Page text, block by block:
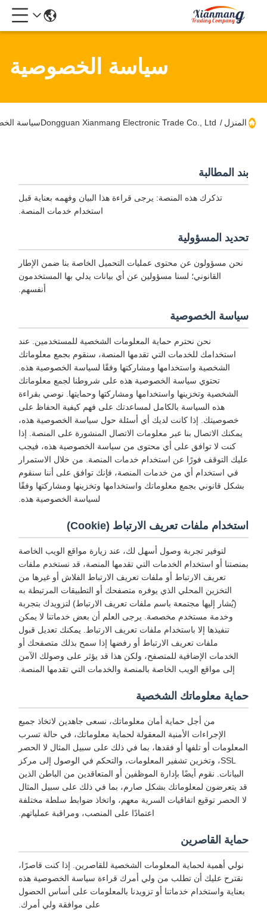
سياسة الخصوصية
المنزل / Dongguan Xianmang Electronic Trade Co., Ltdسياسة الخصوصية
بند المطالبة
تذكرك هذه المنصة: يرجى قراءة هذا البيان وفهمه بعناية قبل
استخدام خدمات المنصة.
تحديد المسؤولية
نحن مسؤولون عن محتوى عمليات التحميل الخاصة بنا ضمن الإطار
القانوني؛ لسنا مسؤولين عن أي بيانات يدلي بها المستخدمون
أنفسهم.
سياسة الخصوصية
نحن نحترم حماية المعلومات الشخصية للمستخدمين. عند
استخدامك للخدمات التي تقدمها المنصة، سنقوم بجمع معلوماتك
الشخصية واستخدامها ومشاركتها وفقًا لسياسة الخصوصية هذه.
تحتوي سياسة الخصوصية هذه على شروطنا لجمع معلوماتك
الشخصية وتخزينها واستخدامها ومشاركتها وحمايتها. نوصي بقراءة
هذه السياسة بالكامل لمساعدتك على فهم كيفية الحفاظ على
خصوصيتك. إذا كانت لديك أي أسئلة حول سياسة الخصوصية هذه،
يمكنك الاتصال بنا عبر معلومات الاتصال المنشورة على المنصة. إذا
كنت لا توافق على أي محتوى من سياسة الخصوصية هذه، فيجب
عليك التوقف فورًا عن استخدام خدمات المنصة. من خلال الاستمرار
في استخدام أي من خدمات المنصة، فإنك توافق على أننا سنقوم
بشكل قانوني بجمع معلوماتك واستخدامها وتخزينها ومشاركتها وفقًا
لسياسة الخصوصية هذه.
استخدام ملفات تعريف الارتباط (Cookie)
لتوفير تجربة وصول أسهل لك، عند زيارة مواقع الويب الخاصة
بمنصتنا أو استخدام الخدمات التي تقدمها المنصة، قد نستخدم ملفات
تعريف الارتباط أو ملفات تعريف الارتباط الفلاش أو غيرها من
التخزين المحلي الذي يوفره متصفحك أو التطبيقات المرتبطة به
(يُشار إليها مجتمعة باسم ملفات تعريف الارتباط) لتزويدك بتجربة
وخدمة مستخدم مخصصة. يرجى العلم أن بعض خدماتنا لا يمكن
تنفيذها إلا باستخدام ملفات تعريف الارتباط. يمكنك تعديل قبول
ملفات تعريف الارتباط أو رفضها إذا سمح بذلك متصفحك أو
الخدمات الإضافية للمتصفح، ولكن هذا قد يؤثر على وصولك الآمن
إلى مواقع الويب الخاصة بالمنصة والخدمات التي تقدمها المنصة.
حماية معلوماتك الشخصية
من أجل حماية أمان معلوماتك، نسعى جاهدين لاتخاذ جميع
الإجراءات الأمنية المعقولة لحماية معلوماتك، في حالة تسرب
المعلومات أو تلفها أو فقدها، بما في ذلك على سبيل المثال لا الحصر
SSL، وتخزين تشفير المعلومات، والتحكم في الوصول إلى مركز
البيانات. نقوم أيضًا بإدارة الموظفين أو المتعاقدين من الباطن الذين
قد يتعرضون لمعلوماتك بشكل صارم، بما في ذلك على سبيل المثال
لا الحصر توقيع اتفاقيات السرية معهم، واتخاذ ضوابط سلطة مختلفة
اعتمادًا على المنصب، ومراقبة عملياتهم.
حماية القاصرين
نولي أهمية لحماية المعلومات الشخصية للقاصرين. إذا كنت قاصرًا،
نقترح عليك أن تطلب من ولي أمرك قراءة سياسة الخصوصية هذه
بعناية واستخدام خدماتنا أو تزويدنا بالمعلومات على أساس الحصول
على موافقة ولي أمرك.